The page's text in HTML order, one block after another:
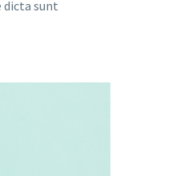
dicta sunt